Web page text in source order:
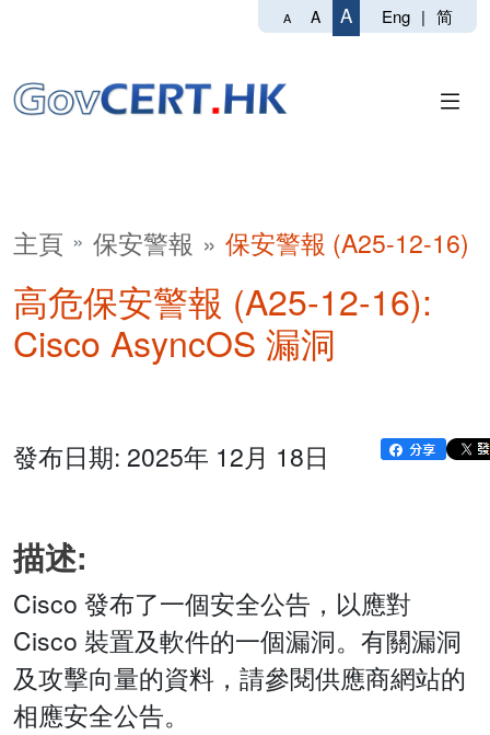
A A A Eng | 简
主頁 保安警報 保安警報 (A25-12-16)
高危保安警報 (A25-12-16):
Cisco AsyncOS 漏洞
發布日期: 2025年 12月 18日
描述:
Cisco 發布了一個安全公告，以應對
Cisco 裝置及軟件的一個漏洞。有關漏洞
及攻擊向量的資料，請參閱供應商網站的
相應安全公告。